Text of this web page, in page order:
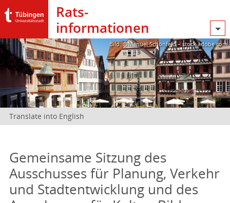
Rats­
informationen
Bild: @Manuel Schönfeld – stock.adobe.com
Translate into English
Gemeinsame Sitzung des
Ausschusses für Planung, Verkehr
und Stadtentwicklung und des